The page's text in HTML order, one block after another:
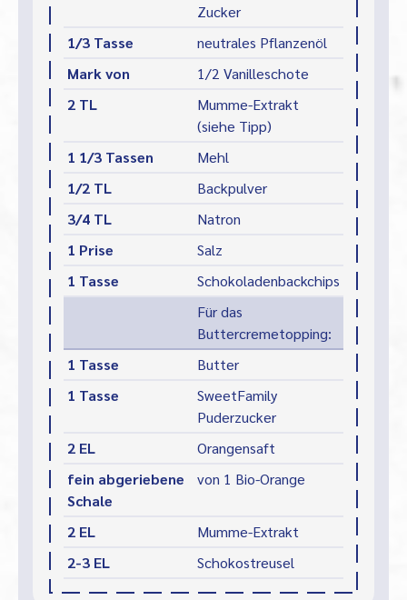
Zucker
1/3 Tasse
neutrales Pflanzenöl
Mark von
1/2 Vanilleschote
2 TL
Mumme-Extrakt
(siehe Tipp)
1 1/3 Tassen
Mehl
1/2 TL
Backpulver
3/4 TL
Natron
1 Prise
Salz
1 Tasse
Schokoladenbackchips
Für das
Buttercremetopping:
1 Tasse
Butter
1 Tasse
SweetFamily
Puderzucker
2 EL
Orangensaft
fein abgeriebene
Schale
von 1 Bio-Orange
2 EL
Mumme-Extrakt
2-3 EL
Schokostreusel